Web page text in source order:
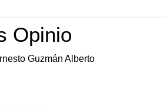
Opinio
Guzmán Alberto